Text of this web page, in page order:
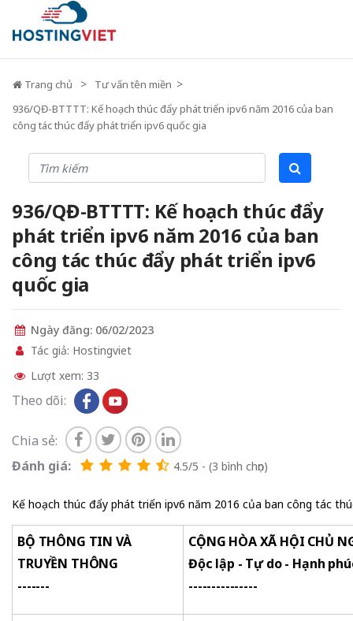
Trang chủ
Tư vấn tên miền
936/QĐ-BTTTT: Kế hoạch thúc đẩy phát triển ipv6 năm 2016 của ban
công tác thúc đẩy phát triển ipv6 quốc gia
936/QĐ-BTTTT: Kế hoạch thúc đẩy
phát triển ipv6 năm 2016 của ban
công tác thúc đẩy phát triển ipv6
quốc gia
Ngày đăng: 06/02/2023
Tác giả: Hostingviet
Lượt xem: 33
Theo dõi:
Chia sẻ:
Đánh giá:
4.5/5 - (3 bình chọn)
Kế hoạch thúc đẩy phát triển ipv6 năm 2016 của ban công tác
BỘ THÔNG TIN VÀ
TRUYỀN THÔNG
-------
CỘNG HÒA XÃ HỘI CHỦ
Độc lập - Tự do - Hạnh
---------------